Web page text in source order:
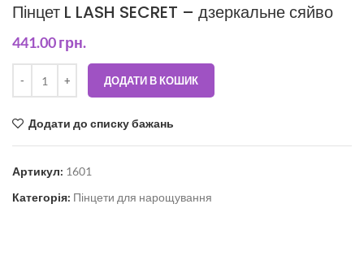
Пінцет L LASH SECRET – дзеркальне сяйво
441.00грн.
ДОДАТИ В КОШИК
Додати до списку бажань
Артикул: 1601
Категорія: Пінцети для нарощування